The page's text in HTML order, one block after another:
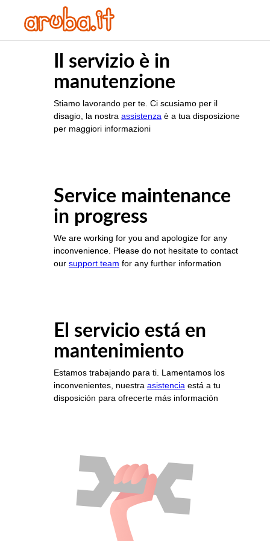
Il servizio è in
manutenzione
Stiamo lavorando per te. Ci scusiamo per il
disagio, la nostra assistenza è a tua disposizione
per maggiori informazioni
Service maintenance
in progress
We are working for you and apologize for any
inconvenience. Please do not hesitate to contact
our support team for any further information
El servicio está en
mantenimiento
Estamos trabajando para ti. Lamentamos los
inconvenientes, nuestra asistencia está a tu
disposición para ofrecerte más información